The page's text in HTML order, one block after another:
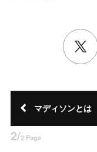
マディソンとは
2/2 Page